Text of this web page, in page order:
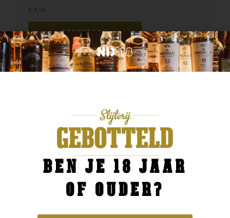
€ 4,99
BESTELLEN
BEN JE 18 JAAR
OF OUDER?